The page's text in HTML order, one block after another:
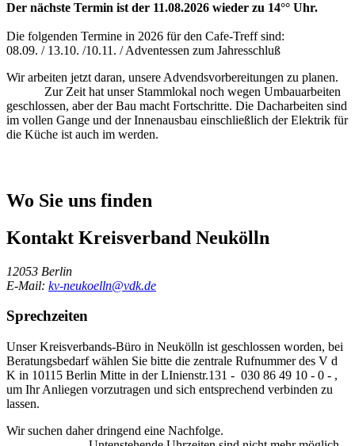
Der nächste Termin ist der 11.08.2026 wieder zu 14°° Uhr.
Die folgenden Termine in 2026 für den Cafe-Treff sind:
08.09. / 13.10. /10.11. / Adventessen zum Jahresschluß
Wir arbeiten jetzt daran, unsere Advendsvorbereitungen zu planen.
Zur Zeit hat unser Stammlokal noch wegen Umbauarbeiten
geschlossen, aber der Bau macht Fortschritte. Die Dacharbeiten sind
im vollen Gange und der Innenausbau einschließlich der Elektrik für
die Küche ist auch im werden.
Wo Sie uns finden
Kontakt Kreisverband Neukölln
12053 Berlin
E-Mail: kv-neukoelln@vdk.de
Sprechzeiten
Unser Kreisverbands-Büro in Neukölln ist geschlossen worden, bei
Beratungsbedarf wählen Sie bitte die zentrale Rufnummer des V d
K in 10115 Berlin Mitte in der LInienstr.131 - 030 86 49 10 - 0 - ,
um Ihr Anliegen vorzutragen und sich entsprechend verbinden zu
lassen.
Wir suchen daher dringend eine Nachfolge.